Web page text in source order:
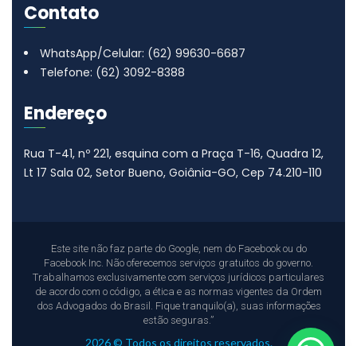
Contato
WhatsApp/Celular: (62) 99630-6687
Telefone: (62) 3092-8388
Endereço
Rua T-41, nº 221, esquina com a Praça T-16, Quadra 12,
Lt 17 Sala 02, Setor Bueno, Goiânia-GO, Cep 74.210-110
Este site não faz parte do Google, nem do Facebook ou do
Facebook Inc. Não oferecemos serviços gratuitos do governo.
Trabalhamos exclusivamente com serviços jurídicos particulares
de acordo com o código, a ética e as normas vigentes da Ordem
dos Advogados do Brasil. Fique tranquilo(a), suas informações
estão seguras.”
2026 © Todos os direitos reservados.